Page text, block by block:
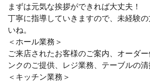
まずは元気な挨拶ができれば大丈夫！
丁寧に指導していきますので、未経験
いね。
＜ホール業務＞
ご来店されたお客様のご案内、オーダ
ンクのご提供、レジ業務、テーブルの
＜キッチン業務＞